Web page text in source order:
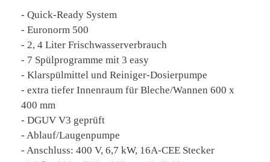
- Quick-Ready System
- Euronorm 500
- 2, 4 Liter Frischwasserverbrauch
- 7 Spülprogramme mit 3 easy
- Klarspülmittel und Reiniger-Dosierpumpe
- extra tiefer Innenraum für Bleche/Wannen 600 x
400 mm
- DGUV V3 geprüft
- Ablauf/Laugenpumpe
- Anschluss: 400 V, 6,7 kW, 16A-CEE Stecker